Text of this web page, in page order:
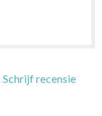
Schrijf recensie